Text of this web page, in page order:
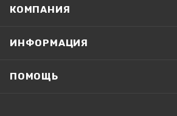
КОМПАНИЯ
ИНФОРМАЦИЯ
ПОМОЩЬ